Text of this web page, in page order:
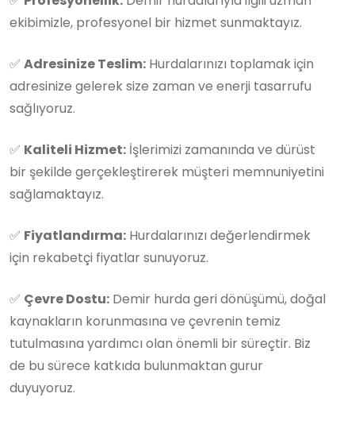
ekibimizle, profesyonel bir hizmet sunmaktayız.
✅ Adresinize Teslim: Hurdalarınızı toplamak için
adresinize gelerek size zaman ve enerji tasarrufu
sağlıyoruz.
✅ Kaliteli Hizmet: İşlerimizi zamanında ve dürüst
bir şekilde gerçekleştirerek müşteri memnuniyetini
sağlamaktayız.
✅ Fiyatlandırma: Hurdalarınızı değerlendirmek
için rekabetçi fiyatlar sunuyoruz.
✅ Çevre Dostu: Demir hurda geri dönüşümü, doğal
kaynakların korunmasına ve çevrenin temiz
tutulmasına yardımcı olan önemli bir süreçtir. Biz
de bu sürece katkıda bulunmaktan gurur
duyuyoruz.